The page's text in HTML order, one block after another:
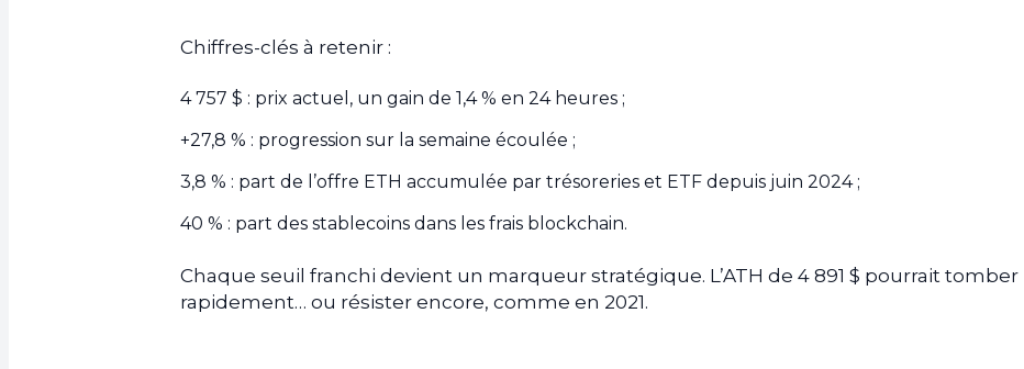
Chiffres-clés à retenir :
4 757 $ : prix actuel, un gain de 1,4 % en 24 heures ;
+27,8 % : progression sur la semaine écoulée ;
3,8 % : part de l’offre ETH accumulée par trésoreries et ETF depuis juin 2024 ;
40 % : part des stablecoins dans les frais blockchain.
Chaque seuil franchi devient un marqueur stratégique. L’ATH de 4 891 $ pourrait tomber
rapidement… ou résister encore, comme en 2021.